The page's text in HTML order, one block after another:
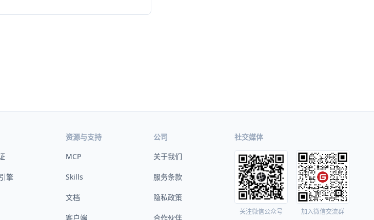
擎
资源与支持
MCP
Skills
文档
客户端
公司
关于我们
服务条款
隐私政策
合作伙伴
社交媒体
关注微信公众号 加入微信交流群